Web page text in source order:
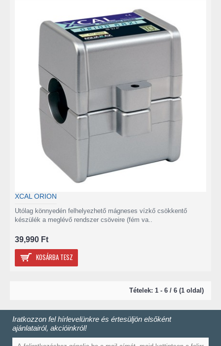
XCAL ORION
Utólag könnyedén felhelyezhető mágneses vízkő csökkentő
készülék a meglévő rendszer csöveire (fém va..
39,990 Ft
KOSÁRBA TESZ
Tételek: 1 - 6 / 6 (1 oldal)
Iratkozzon fel hírlevelünkre és értesüljön elsőként
ajánlatairól, akcióinkról!